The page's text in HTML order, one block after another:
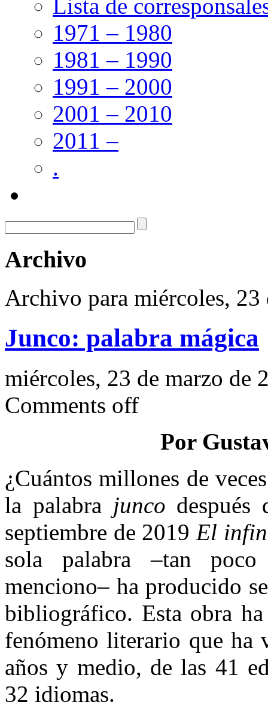
Lista de
1971 – 1980
1981 – 1990
1991 – 2000
2001 – 2010
2011 –
.
Archivo
Archivo para miércoles, 23
Junco: palabra mágica
miércoles, 23 de marzo de
Comments off
Por
¿Cuántos millones de
la palabra junco
septiembre de 2019El
sola palabra –tan
menciono– ha producido
bibliográfico. Esta obra
fenómeno literario que ha
años y medio, de las 41
32 idiomas.